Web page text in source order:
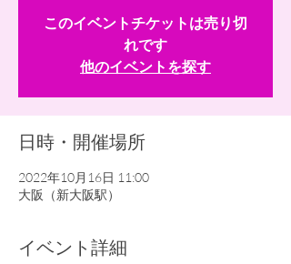
このイベントチケットは売り切
れです
他のイベントを探す
日時・開催場所
2022年10月16日 11:00
大阪（新大阪駅）
イベント詳細